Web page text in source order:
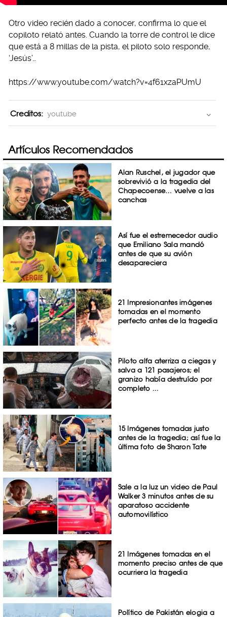
Otro video recién dado a conocer, confirma lo que el
copiloto relató antes. Cuando la torre de control le dice
que está a 8 millas de la pista, el piloto solo responde,
‘Jesús’…
https://www.youtube.com/watch?v=4f61xzaPUmU
Creditos: youtube
Artículos Recomendados
Alan Ruschel, el jugador que
sobrevivió a la tragedia del
Chapecoense… vuelve a las
canchas
Así fue el estremecedor audio
que Emiliano Sala mandó
antes de que su avión
desapareciera
21 Impresionantes imágenes
tomadas en el momento
perfecto antes de la tragedia
Piloto alfa aterriza a ciegas y
salva a 121 pasajeros; el
granizo había destruído por
completo ...
15 Imágenes tomadas justo
antes de la tragedia; así fue la
última foto de Sharon Tate
Sale a la luz un video de Paul
Walker 3 minutos antes de su
aparatoso accidente
automovilístico
21 Imágenes tomadas en el
momento preciso antes de que
ocurriera la tragedia
Político de Pakistán elogia a